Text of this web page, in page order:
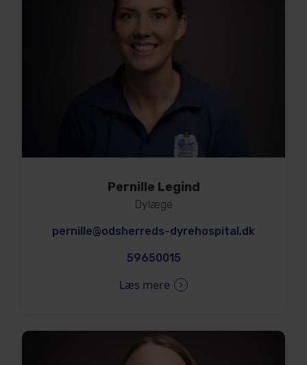
Pernille Legind
Dylæge
pernille@odsherreds-dyrehospital.dk
59650015
Læs mere